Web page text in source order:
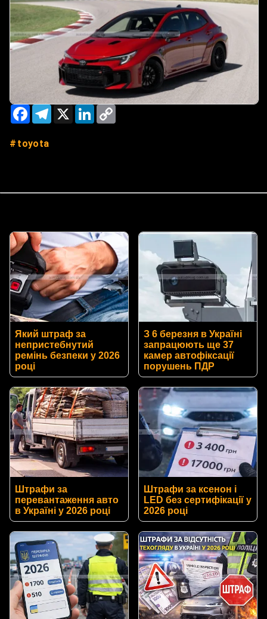
FacebookTelegram
X LinkedIn
toyota
Який штраф за
непристебнутий
ремінь безпеки у 2026
році
З 6 березня в Україні
запрацюють ще 37
камер автофіксації
порушень ПДР
Штрафи за
перевантаження авто
в Україні у 2026 році
Штрафи за ксенон і
LED без сертифікації у
2026 році